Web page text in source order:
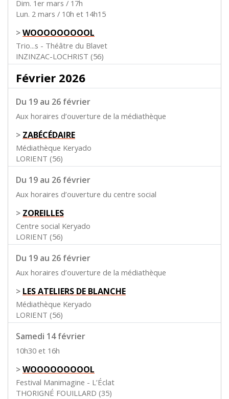
Dim. 1er mars / 17h
Lun. 2 mars / 10h et 14h15
>WOOOOOOOOOL
Trio...s - Théâtre du Blavet
INZINZAC-LOCHRIST (56)
Février 2026
Du 19 au 26 février
Aux horaires d’ouverture de la médiathèque
> ZABÉCÉDAIRE
Médiathèque Keryado
LORIENT (56)
Du 19 au 26 février
Aux horaires d’ouverture du centre social
> ZOREILLES
Centre social Keryado
LORIENT (56)
Du 19 au 26 février
Aux horaires d’ouverture de la médiathèque
> LES ATELIERS DE BLANCHE
Médiathèque Keryado
LORIENT (56)
Samedi 14 février
10h30 et 16h
>WOOOOOOOOOL
Festival Manimagine - L’Éclat
THORIGNÉ FOUILLARD (35)